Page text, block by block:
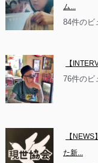
ム...
84件のビ
【
76件のビ
【
た新...